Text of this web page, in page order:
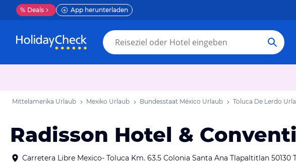
% Deals App herunterladen
Mittelamerika Urlaub Mexiko Urlaub Bundesstaat México Urlaub Toluca De Lerdo
Radisson Hotel &
Carretera Libre Mexico- Toluca Km. 63.5 Colonia Santa Ana Tlapaltitlan 50130